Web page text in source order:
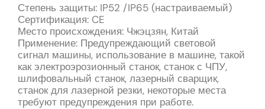
Степень защиты: IP52 /IP65 (настраиваемый)
Сертификация: CE
Место происхождения: Чжэцзян, Китай
Применение: Предупреждающий световой
сигнал машины, использование в машине, такой
как электроэрозионный станок, станок с ЧПУ,
шлифовальный станок, лазерный сварщик,
станок для лазерной резки, некоторые места
требуют предупреждения при работе.